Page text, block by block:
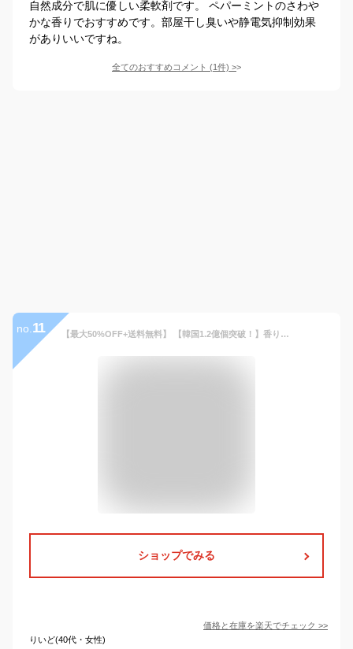
自然成分で肌に優しい柔軟剤です。 ペパーミントのさわや
かな香りでおすすめです。部屋干し臭いや静電気抑制効果
がありいいですね。
全てのおすすめコメント (1件) >
no. 11 【最大50%OFF+送料無料】 【韓国1.2億個突破！】香りビーズ 本体 500g（約20回分） ラ・セーヌ ミントの香り アロマビーズ 吸水力UP 洗濯ビーズ フレグランス 香水ビーズ 衣類用 抗菌 消臭 36週間香りキープ 抗ダニ・静電気防止
ショップでみる
価格と在庫を楽天でチェック >>
りいど(40代・女性)